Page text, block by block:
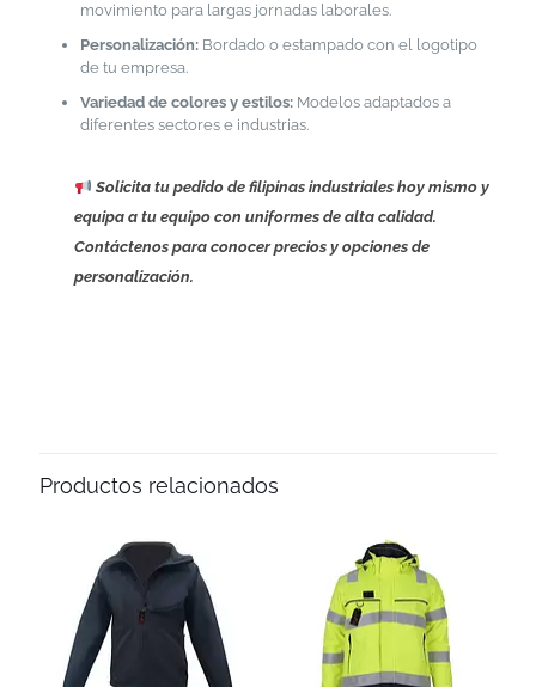
movimiento para largas jornadas laborales.
Personalización:Bordado o estampado con el logotipo
de tu empresa.
Variedad de colores y estilos:Modelos adaptados a
diferentes sectores e industrias.
Solicita tu pedido de filipinas industriales hoy mismo y
equipa a tu equipo con uniformes de alta calidad.
Contáctenos para conocer precios y opciones de
personalización.
Productos relacionados